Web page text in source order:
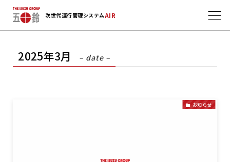
次世代運行管理システムAIR
2025年3月 – date –
お知らせ